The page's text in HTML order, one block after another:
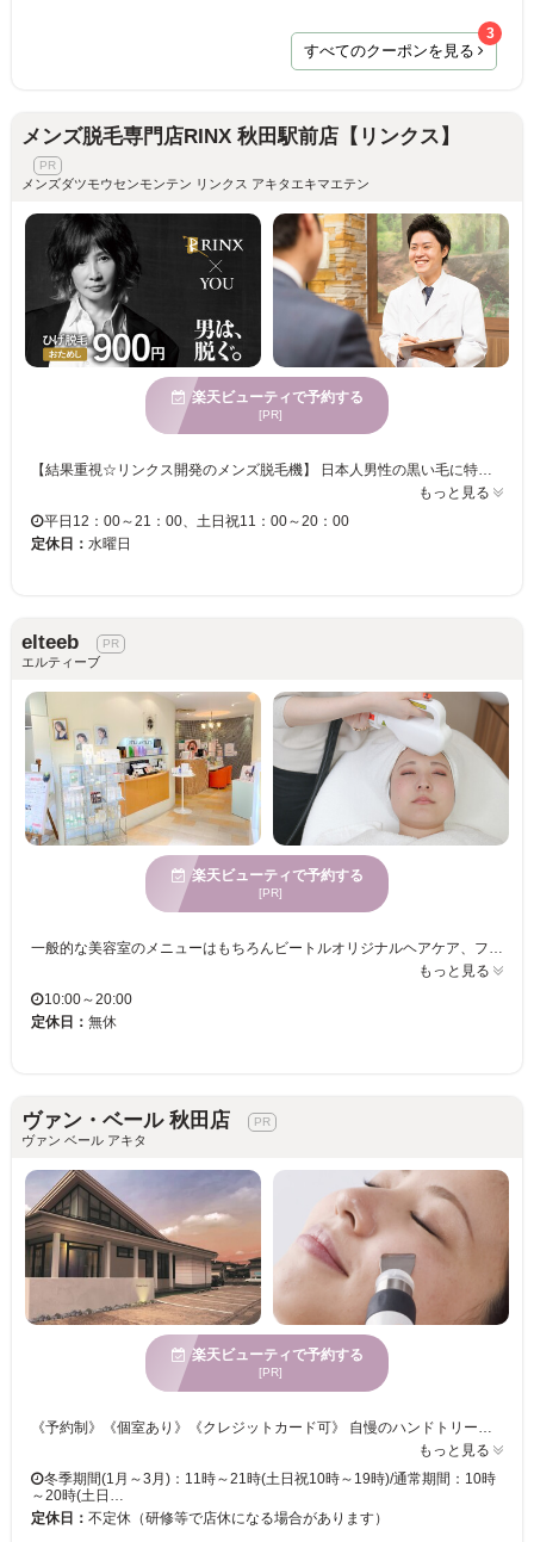
すべてのクーポンを見る
3
メンズ脱毛専門店RINX 秋田駅前店【リンクス】
メンズダツモウセンモンテン リンクス アキタエキマエテン
楽天ビューティで予約する
[PR]
【結果重視☆リンクス開発のメンズ脱毛機】 日本人男性の黒い毛に特化した、男性専用脱毛機をリンクスが完全独自開発。 提携メーカーと共に、部品の一つひとつ上質なものを厳選しながら改良を重ねることで高い脱毛効果と安全性の両立を実現しました♪ 男性の太い毛でも痛みを軽減できるよう、冷却機能を極限まで高めることに成功☆ お客様の肌質・毛質に合わせしっかりと毛にアプローチしていきます。 【男性脱毛技能士】 男性脱毛技能士達がどんなお悩みもお伺いします！ 男性だからこそのお悩みもお気軽にご相談ください♪ お肌の状態・毛量・お悩みに合わせた最適なプランをご提案します☆ 当日予約大歓迎♪ 完全予約制ですのでお電話にてお問い合わせください☆
もっと見る
平日12：00～21：00、土日祝11：00～20：00
定休日： 水曜日
elteeb
エルティーブ
楽天ビューティで予約する
[PR]
一般的な美容室のメニューはもちろんビートルオリジナルヘアケア、フェイシャル、ネイル、ブライダルまでプロデュース！ 乾燥や疲れを感じる時、加齢によるエイジングサインを感じた時、「Beetle」のエステで癒されていきませんか？ ヘアサロンも併設なので時短美容も可能です☆ 光フェイシャルエステや最新の光脱毛器「NEQST」を採用しております。 光脱毛はスピーディー・不快感ゼロ・抜け感抜群！ 肌の多くの悩みを改善する光エステはその場ですぐにお顔のリフトアップ感やむくみ・くすみの改善を実感！肌の内側からコラーゲンやエラスチンの生成を促してくれます。 サロン内はナチュラルな雰囲気で心と体も癒されること間違いなしです。
もっと見る
10:00～20:00
定休日： 無休
ヴァン・ベール 秋田店
ヴァン ベール アキタ
楽天ビューティで予約する
[PR]
もっと見る
冬季期間(1月～3月)：11時～21時(土日祝10時～19時)/通常期間：10時
～20時(土日…
定休日： 不定休（研修等で店休になる場合があります）